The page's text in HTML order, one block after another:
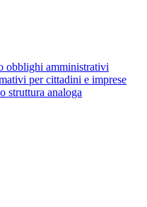
obblighi amministrativi
per cittadini e imprese
struttura analoga